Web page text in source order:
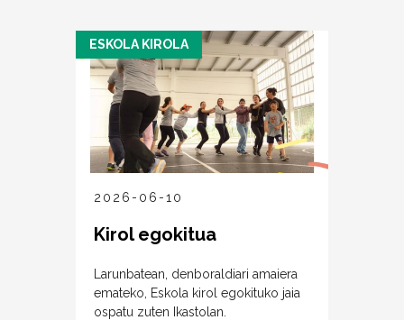
2026-06-10
ESKOLA KIROLA
Kirol egokitua
Larunbatean, denboraldiari amaiera
emateko, Eskola kirol egokituko jaia
ospatu zuten Ikastolan.